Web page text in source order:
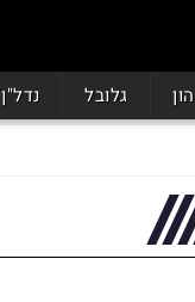
גלובל נדל"ן